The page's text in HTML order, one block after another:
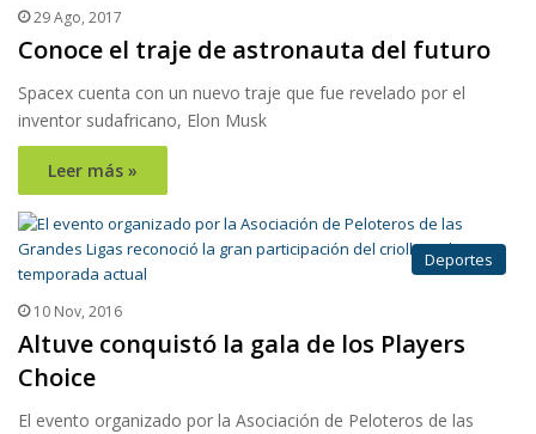
29 Ago, 2017
Conoce el traje de astronauta del futuro
Spacex cuenta con un nuevo traje que fue revelado por el
inventor sudafricano, Elon Musk
Leer más »
Deportes
10 Nov, 2016
Altuve conquistó la gala de los Players
Choice
El evento organizado por la Asociación de Peloteros de las